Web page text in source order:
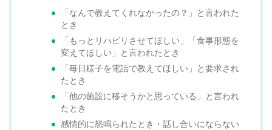
「なんで教えてくれなかったの？」と言われた
とき
「もっとリハビリさせてほしい」「食事形態を
変えてほしい」と言われたとき
「毎日様子を電話で教えてほしい」と要求され
たとき
「他の施設に移そうかと思っている」と言われ
たとき
感情的に怒鳴られたとき・話し合いにならない